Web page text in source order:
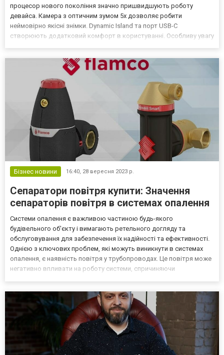
процесор нового покоління значно пришвидшують роботу
девайса. Камера з оптичним зумом 5х дозволяє робити
неймовірно якісні знімки. Dynamic Island та порт USB-C
створюють додатковий комфорт в користуванні. Особливу увагу
Бізнес новини 16:40, 28 вересня 2023 р.
Сепаратори повітря купити: Значення
сепараторів повітря в системах опалення
Системи опалення є важливою частиною будь-якого
будівельного об'єкту і вимагають ретельного догляду та
обслуговування для забезпечення їх надійності та ефективності.
Однією з ключових проблем, які можуть виникнути в системах
опалення, є наявність повітря у трубопроводах. Це повітря може
негативно впливати на роботу системи, спричиняючи